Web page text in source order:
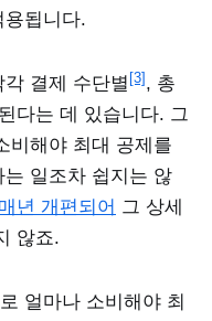
됩니다.
결제 수단별 [3] , 총
다는 데 있습니다. 그
비해야 최대 공제를
일조차 쉽지는 않
년 개편되어 그 상세
않죠.
얼마나 소비해야 최